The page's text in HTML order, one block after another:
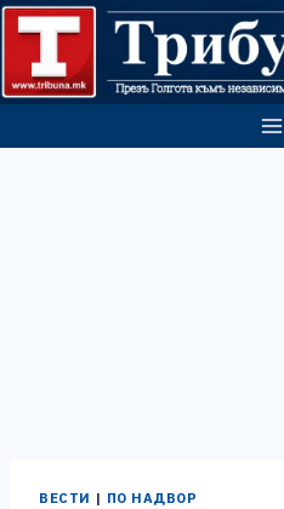
Skip
content
ВЕСТИ | ПО НАДВОР